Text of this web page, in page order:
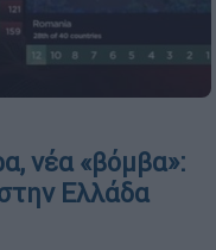
νέα «βόμβα»:
Ελλάδα